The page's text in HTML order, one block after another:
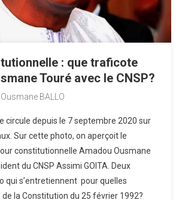
: que traficote
Touré avec le CNSP?
Ousmane BALLO
circule depuis le 7 septembre 2020 sur
Sur cette photo, on aperçoit le
constitutionnelle Amadou Ousmane
du CNSP Assimi GOITA. Deux
qui s’entretiennent pour quelles
la Constitution du 25 février 1992?